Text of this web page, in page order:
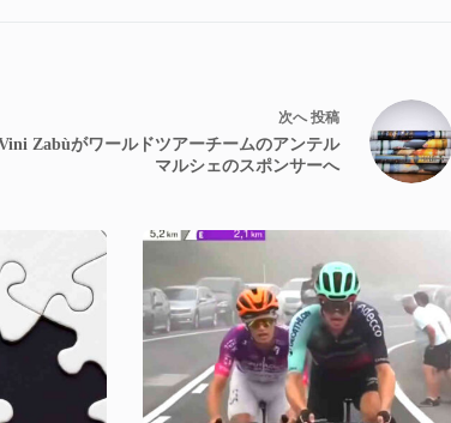
次へ投稿
Zabùがワールドツアーチームのアンテル
マルシェのスポンサーへ